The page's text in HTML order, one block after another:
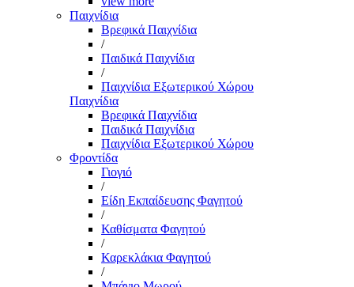
Παιχνίδια
Βρεφικά Παιχνίδια
/
Παιδικά Παιχνίδια
/
Παιχνίδια Εξωτερικού Χώρου
Παιχνίδια
Βρεφικά Παιχνίδια
Παιδικά Παιχνίδια
Παιχνίδια Εξωτερικού Χώρου
Φροντίδα
Γιογιό
/
Είδη Εκπαίδευσης Φαγητού
/
Καθίσματα Φαγητού
/
Καρεκλάκια Φαγητού
/